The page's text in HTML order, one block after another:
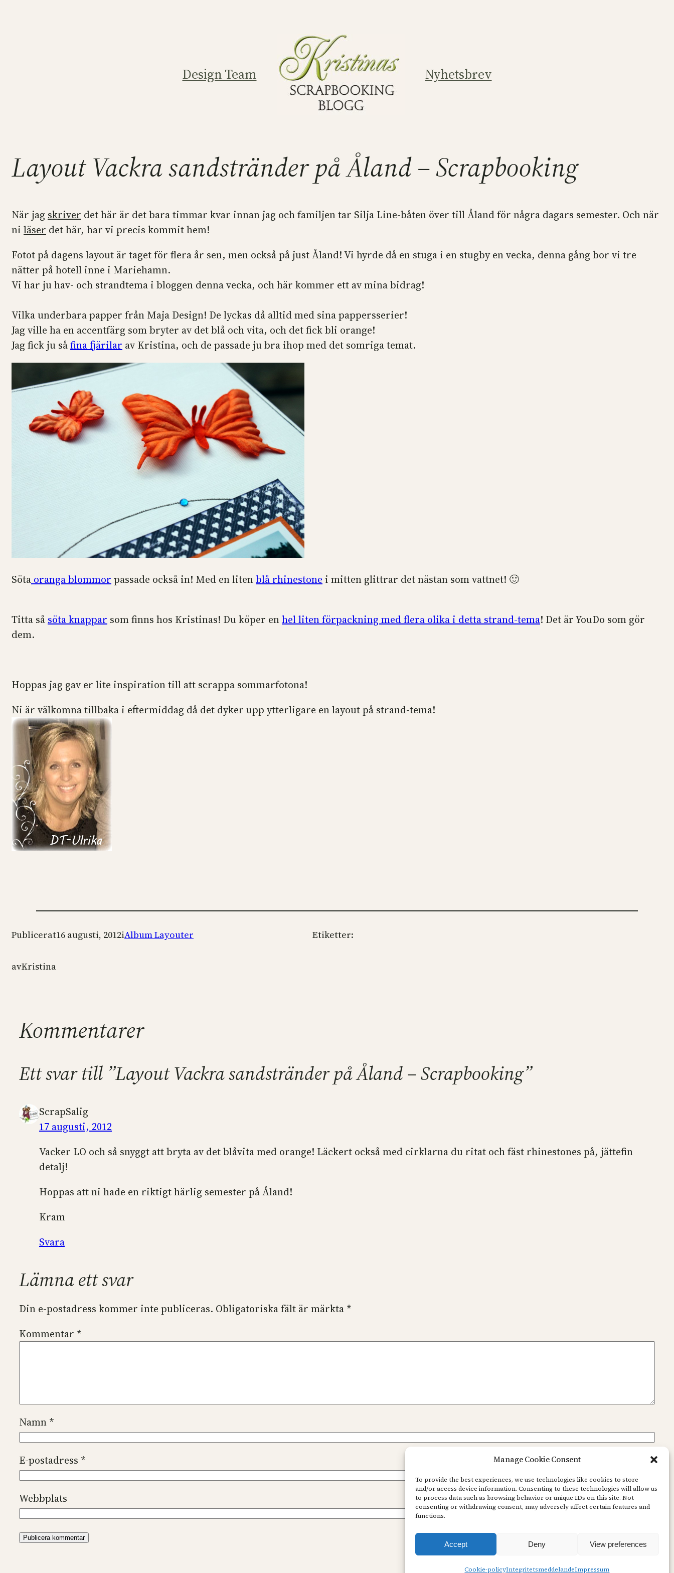
Manage Cookie Consent
To provide the best experiences, we use technologies like cookies to store
and/or access device information. Consenting to these technologies will allow us
to process data such as browsing behavior or unique IDs on this site. Not
consenting or withdrawing consent, may adversely affect certain features and
functions.
Accept Deny View preferences
Cookie-policyIntegritetsmeddelandeImpressum
Design Team Nyhetsbrev
Layout Vackra sandstränder på Åland – Scrapbooking
När jag skriver det här är det bara timmar kvar innan jag och familjen tar Silja Line-båten över till Åland för några dagars semester. Och när
ni läser det här, har vi precis kommit hem!
Fotot på dagens layout är taget för flera år sen, men också på just Åland! Vi hyrde då en stuga i en stugby en vecka, denna gång bor vi tre
nätter på hotell inne i Mariehamn.
Vi har ju hav- och strandtema i bloggen denna vecka, och här kommer ett av mina bidrag!
Vilka underbara papper från Maja Design! De lyckas då alltid med sina pappersserier!
Jag ville ha en accentfärg som bryter av det blå och vita, och det fick bli orange!
Jag fick ju såfina fjärilar av Kristina, och de passade ju bra ihop med det somriga temat.
Söta oranga blommor passade också in! Med en litenblå rhinestone i mitten glittrar det nästan som vattnet! 🙂
Titta så söta knappar som finns hos Kristinas! Du köper enhel liten förpackning med flera olika i detta strand-tema! Det är YouDo som gör
dem.
Hoppas jag gav er lite inspiration till att scrappa sommarfotona!
Ni är välkomna tillbaka i eftermiddag då det dyker upp ytterligare en layout på strand-tema!
Publicerat16 augusti, 2012iAlbum Layouter
avKristina
Etiketter:
Kommentarer
Ett svar till ”Layout Vackra sandstränder på Åland – Scrapbooking”
ScrapSalig
17 augusti, 2012
Vacker LO och så snyggt att bryta av det blåvita med orange! Läckert också med cirklarna du ritat och fäst rhinestones på, jättefin
detalj!
Hoppas att ni hade en riktigt härlig semester på Åland!
Kram
Svara
Lämna ett svar
Din e-postadress kommer inte publiceras. Obligatoriska fält är märkta *
Kommentar *
Namn *
E-postadress *
Webbplats